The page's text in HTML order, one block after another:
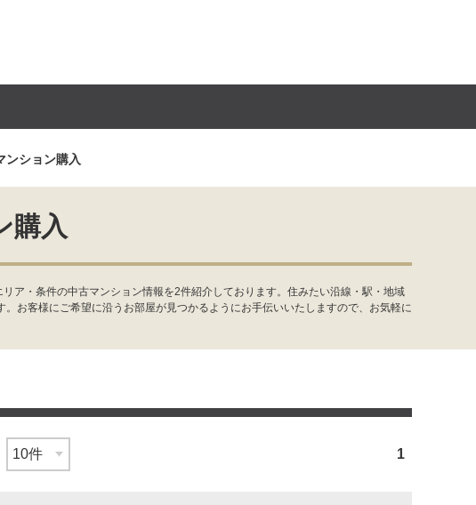
投資用
ンション購入
購入
ア・条件の中古マンション情報を2件紹介しております。住みたい沿線・駅・地域
お客様にご希望に沿うお部屋が見つかるようにお手伝いいたしますので、お気軽に
1